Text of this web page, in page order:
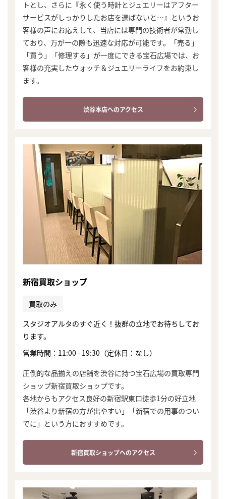
トとし、さらに『永く使う時計とジュエリーはアフター
サービスがしっかりしたお店を選ばないと…』というお
客様の声にお応えして、当店には専門の技術者が常勤し
ており、万が一の際も迅速な対応が可能です。「売る」
「買う」「修理する」が一度にできる宝石広場では、お
客様の充実したウォッチ＆ジュエリーライフをお約束し
ます。
渋谷本店へのアクセス
新宿買取ショップ
買取のみ
スタジオアルタのすぐ近く！抜群の立地でお待ちしてお
ります。
営業時間：11:00 - 19:30（定休日：なし）
圧倒的な品揃えの店舗を渋谷に持つ宝石広場の買取専門
ショップ新宿買取ショップです。
各地からもアクセス良好の新宿駅東口徒歩1分の好立地
「渋谷より新宿の方が出やすい」「新宿での用事のつい
でに」という方におすすめです。
新宿買取ショップへのアクセス